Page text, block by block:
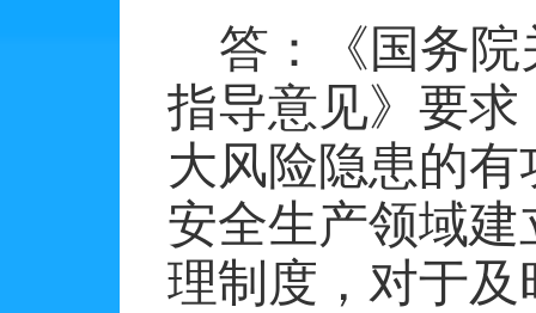
答：《国务
指导意见》要
大风险隐患的
安全生产领域
理制度，对于